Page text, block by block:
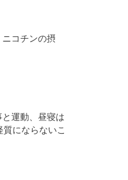
コチンの摂
運動、昼寝は
にならないこ